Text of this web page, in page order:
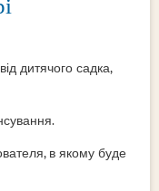
дитячого садка,
в якому буде